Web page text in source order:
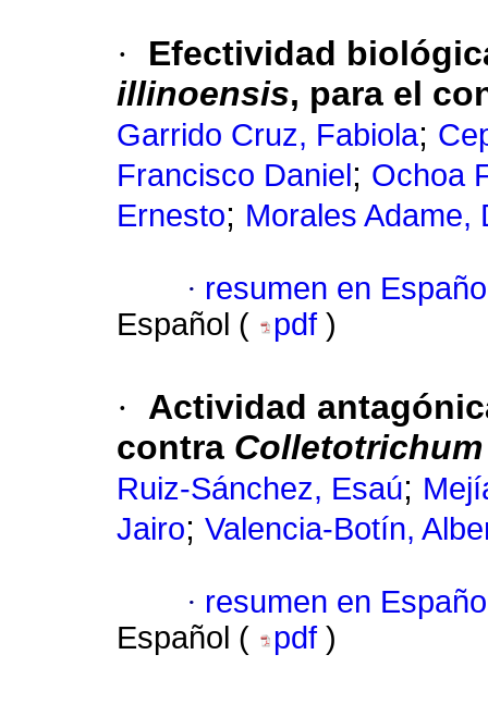
·
Efectividad
illinoensis, para el
Garrido Cruz, Fabiola;
Francisco Daniel ; Ochoa
Ernesto; Morales Adame,
· resumen en
Español (
pdf )
·
Actividad
contra
Ruiz-Sánchez, Esaú;
Jairo; Valencia-Botín,
· resumen en
Español (
pdf )